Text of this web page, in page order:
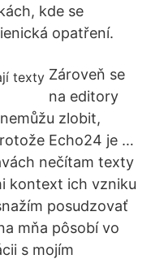
kde se
opatření.
Zároveň se
na editory
zlobit,
Echo24 je …
nečítam texty
kontext ich vzniku
posudzovať
mňa pôsobí vo
s mojím